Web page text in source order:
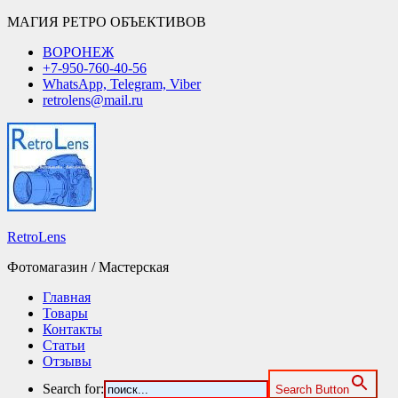
МАГИЯ РЕТРО ОБЪЕКТИВОВ
ВОРОНЕЖ
+7-950-760-40-56
WhatsApp, Telegram, Viber
retrolens@mail.ru
RetroLens
Фотомагазин / Мастерская
Главная
Товары
Контакты
Статьи
Отзывы
Search for:
Search Button